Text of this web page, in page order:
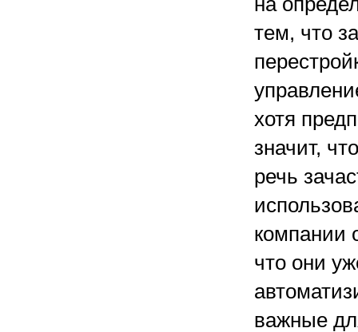
тем, что
хотя
значит,
речь
компании
что они
важные